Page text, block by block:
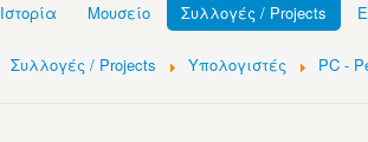
Ιστορία Μουσείο Συλλογές / Projects
Συλλογές / Projects Υπολογιστές PC -